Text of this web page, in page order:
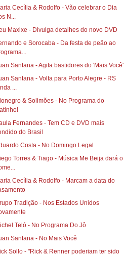
Cecília & Rodolfo - Vão celebrar o Dia
N...
Maxixe - Divulga detalhes do novo DVD
e Sorocaba - Da festa de peão ao
Santana - Agita bastidores do 'Mais Você'
Santana - Volta para Porto Alegre - RS
...
& Solimões - No Programa do
Ratinho!‏
Fernandes - Tem CD e DVD mais
do Brasil
Costa - No Domingo Legal
Torres & Tiago - Música Me Beija dará o
Cecília & Rodolfo - Marcam a data do
Tradição - Nos Estados Unidos
Teló - No Programa Do Jô
Santana - No Mais Você
Sollo - "Rick & Renner poderiam ter sido